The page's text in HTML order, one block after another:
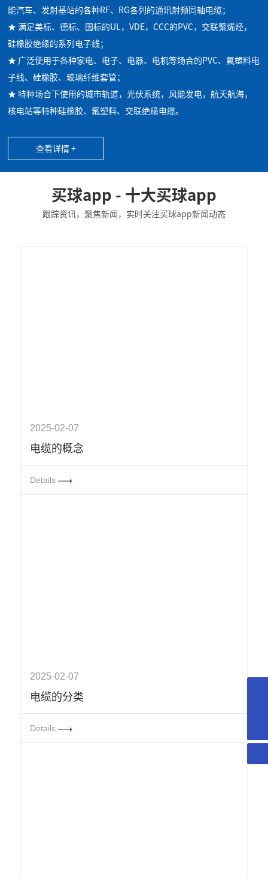
能汽车、发射基站的各种RF、RG各列的通讯射频同轴电缆；
★ 满足美标、德标、国标的UL，VDE，CCC的PVC，交联聚烯烃，
硅橡胶绝缘的系列电子线；
★ 广泛使用于各种家电、电子、电器、电机等场合的PVC、氟塑料电
子线、硅橡胶、玻璃纤维套管；
★ 特种场合下使用的城市轨道，光伏系统，风能发电，航天航海，
核电站等特种硅橡胶、氟塑料、交联绝缘电缆。
查看详情 +
买球app - 十大买球app
跟踪资讯，聚焦新闻，实时关注买球app新闻动态
2025-02-07
电缆的概念
Details
2025-02-07
电缆的分类
Details